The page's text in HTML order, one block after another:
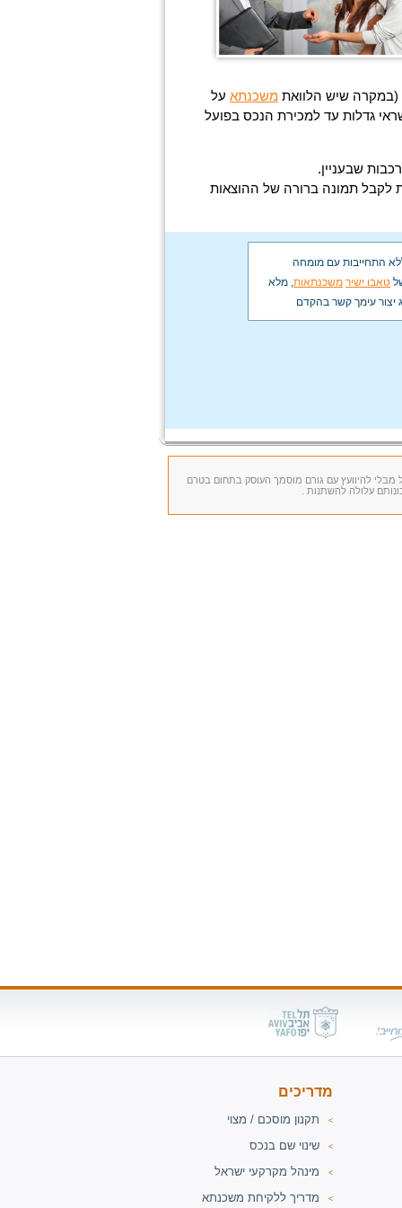
(במקרה שיש הלוואת משכנתא על
גדלות עד למכירת הנכס בפועל
שבעניין.
לקבל תמונה ברורה של ההוצאות
התחייבות עם מומחה
טאבו ישיר משכנתאות, מלא
יצור עימך קשר בהקדם
מבלי להיוועץ עם גורם מוסמך העוסק בתחום בטרם
עלולה להשתנות .
מדריכים
תקנון מוסכם / מצוי <
שינוי שם בנכס <
מינהל מקרקעי ישראל <
מדריך ללקיחת משכנתא <